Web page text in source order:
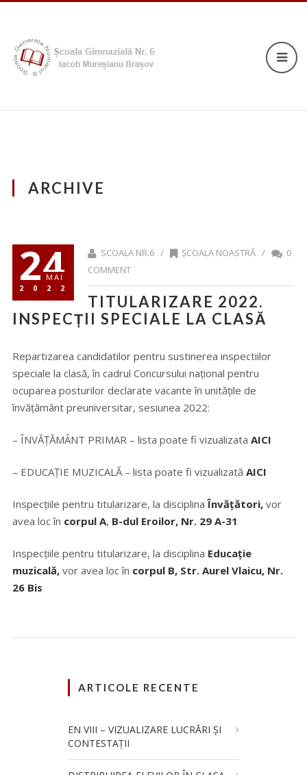
ARCHIVE
24
MAI
2022
SCOALA NR.6 / ȘCOALA NOASTRĂ/
0
COMMENT
TITULARIZARE 2022.
INSPECȚII SPECIALE LA CLASĂ
Repartizarea candidatilor pentru sustinerea inspectiilor
speciale la clasă, în cadrul Concursului național pentru
ocuparea posturilor declarate vacante în unitățile de
învățământ preuniversitar, sesiunea 2022:
– ÎNVĂȚĂMÂNT PRIMAR – lista poate fi vizualizata AICI
– EDUCAȚIE MUZICALĂ – lista poate fi vizualizată AICI
Inspecțiile pentru titularizare, la disciplina Învățători, vor
avea loc în corpul A, B-dul Eroilor, Nr. 29 A-31
Inspecțiile pentru titularizare, la disciplina Educație
muzicală, vor avea loc în corpul B, Str. Aurel Vlaicu, Nr.
26 Bis
ARTICOLE RECENTE
EN VIII – VIZUALIZARE LUCRĂRI ȘI
CONTESTAȚII